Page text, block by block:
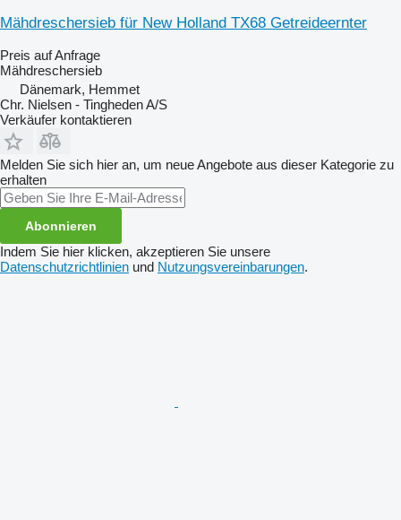
Mähdreschersieb für New Holland TX68 Getreideernter
Preis auf Anfrage
Mähdreschersieb
Dänemark, Hemmet
Chr. Nielsen - Tingheden A/S
Verkäufer kontaktieren
Melden Sie sich hier an, um neue Angebote aus dieser Kategorie zu
erhalten
Abonnieren
Indem Sie hier klicken, akzeptieren Sie unsere
Datenschutzrichtlinien und Nutzungsvereinbarungen.